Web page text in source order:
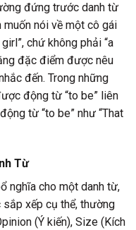
đứng trước danh từ
muốn nói về một cô gái
girl”, chứ không phải “a
đặc điểm được nêu
đến. Trong những
động từ “to be” liên
từ “to be” như “That
Từ
nghĩa cho một danh từ,
xếp cụ thể, thường
(Ý kiến), Size (Kích